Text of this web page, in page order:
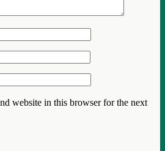
website in this browser for the next